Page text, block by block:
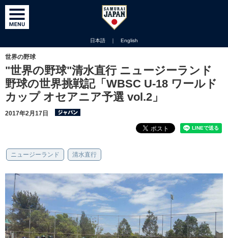
日本語 ｜ English
世界の野球
"世界の野球"清水直行 ニュージーランド
野球の世界挑戦記「WBSC U-18 ワールド
カップ オセアニア予選 vol.2」
2017年2月17日
ニュージーランド 清水直行